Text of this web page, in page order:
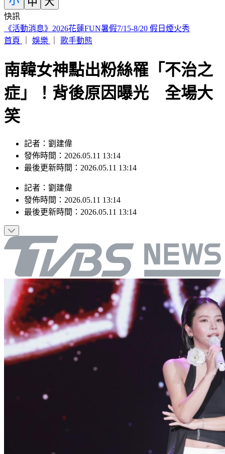
快訊
晚起南部雨勢接力！專家曝「雨炸北台灣關鍵」 估這時起緩
和
南韓女神點出粉絲罹「不治之
症」！背後原因曝光 全場大
笑
記者：劉建偉
發佈時間：2026.05.11 13:14
記者：劉建偉
發佈時間：2026.05.11 13:14